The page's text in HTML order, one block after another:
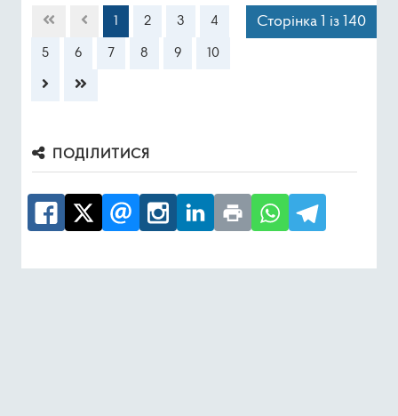
Сторінка 1 із 140
1 2 3 4
5 6 7 8 9 10
ПОДІЛИТИСЯ